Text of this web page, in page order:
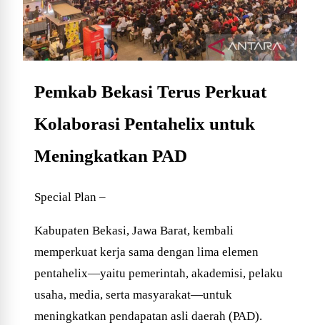
Pemkab Bekasi Terus Perkuat
Kolaborasi Pentahelix untuk
Meningkatkan PAD
Special Plan –
Kabupaten Bekasi, Jawa Barat, kembali
memperkuat kerja sama dengan lima elemen
pentahelix—yaitu pemerintah, akademisi, pelaku
usaha, media, serta masyarakat—untuk
meningkatkan pendapatan asli daerah (PAD).